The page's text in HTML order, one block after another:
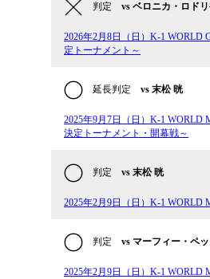
判定 vs ベロニカ・ロド
2026年2月8日（日）K-1 WORLD
定トーナメント～
延長判定 vs 末松 晄
2025年9月7日（日）K-1 WORLD
決定トーナメント・開幕戦～
判定 vs 末松 晄
2025年2月9日（日）K-1 WORLD
判定 vs マーフィー・ペ
2025年2月9日（日）K-1 WORLD